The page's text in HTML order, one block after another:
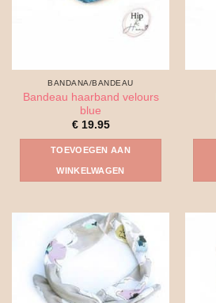
BANDANA/BANDEAU
Bandeau haarband velours
blue
€19.95
TOEVOEGEN AAN
WINKELWAGEN